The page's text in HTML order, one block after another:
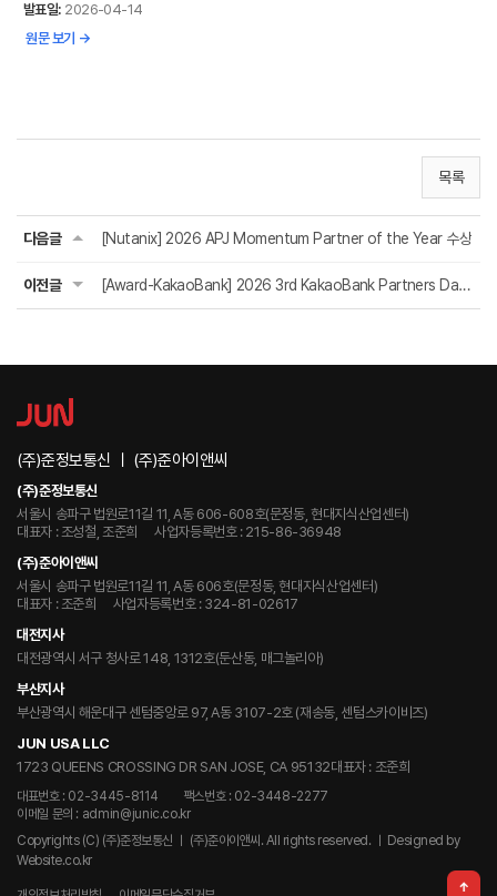
발표일: 2026-04-14
원문 보기 →
목록
다음글 [Nutanix] 2026 APJ Momentum Partner of the Year 수상
이전글 [Award-KakaoBank] 2026 3rd KakaoBank Partners Day 수상
(주)준정보통신 ㅣ (주)준아이앤씨
(주)준정보통신
서울시 송파구 법원로11길 11, A동 606-608호(문정동, 현대지식산업센터)
대표자 : 조성철, 조준희
사업자등록번호 : 215-86-36948
(주)준아이앤씨
서울시 송파구 법원로11길 11, A동 606호(문정동, 현대지식산업센터)
대표자 : 조준희
사업자등록번호 : 324-81-02617
대전지사
대전광역시 서구 청사로 148, 1312호(둔산동, 매그놀리아)
부산지사
부산광역시 해운대구 센텀중앙로 97, A동 3107-2호 (재송동, 센텀스카이비즈)
JUN USA LLC
1723 QUEENS CROSSING DR SAN JOSE, CA 95132대표자 : 조준희
대표번호 : 02-3445-8114
팩스번호 : 02-3448-2277
이메일 문의 : admin@junic.co.kr
Copyrights (C) (주)준정보통신 ㅣ (주)준아이앤씨. All rights reserved.
ㅣ Designed by
Website.co.kr